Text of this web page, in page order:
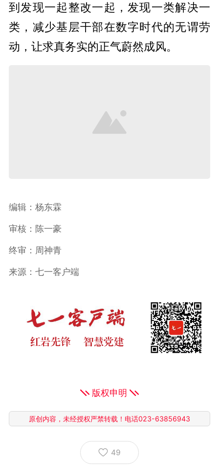
到发现一起整改一起，发现一类解决一
类，减少基层干部在数字时代的无谓劳
动，让求真务实的正气蔚然成风。
编辑：杨东霖
审核：陈一豪
终审：周神青
来源：七一客户端
版权申明
原创内容，未经授权严禁转载！电话023-63856943
49